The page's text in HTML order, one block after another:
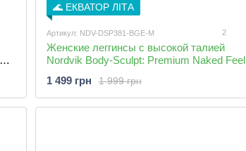
🌊 ЕКВАТОР ЛІТА
Артикул: NDV-DSP381-BGE-M 2
Женские леггинсы с высокой талией
Nordvik Body-Sculpt: Premium Naked Feel
эффектом Beige
1 999 грн
1 499 грн